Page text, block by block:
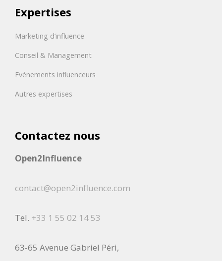
Expertises
Marketing d’influence
Conseil & Management
Evénements influenceurs
Autres expertises
Contactez nous
Open2Influence
contact@open2influence.com
Tel. +33 1 55 02 14 53
63-65 Avenue Gabriel Péri,